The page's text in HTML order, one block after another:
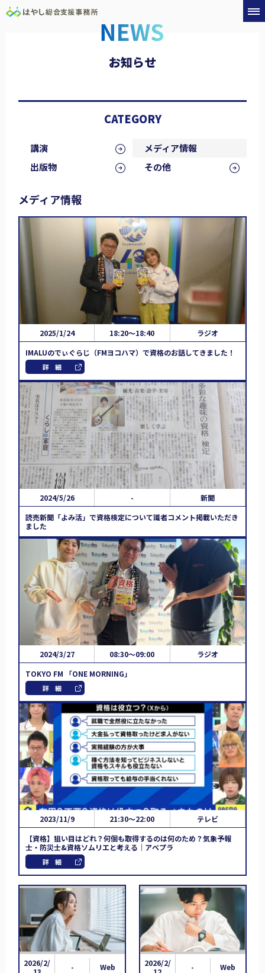
お知らせ
CATEGORY
講演
メディア情報
出版物
その他
メディア情報
2025/1/24 18:20～18:40
ラジオ
IMALUのでぃぐらじ（FMヨコハマ）で資格のお話してきました！
詳細
2024/5/26 -
新聞
読売新聞「よみ活」で資格検定について識者コメント掲載いただき
ました
2024/3/27 08:30～09:00
ラジオ
TOKYO FM 「ONE MORNING」
詳細
2023/11/9 21:30～22:00
テレビ
【資格】狙い目はどれ？何個も取得するのは何のため？気象予報
士・防災士&資格ソムリエと考える｜アベプラ
詳細
2026/2/
- Web
2026/2/
- Web